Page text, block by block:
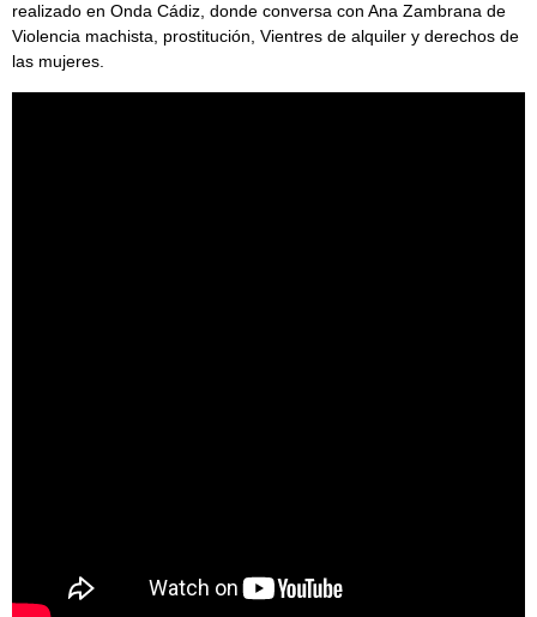
realizado en Onda Cádiz, donde conversa con Ana Zambrana de
Violencia machista, prostitución, Vientres de alquiler y derechos de
las mujeres.